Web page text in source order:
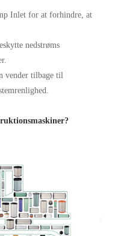
Inlet for at forhindre, at
nedstrøms
vender tilbage til